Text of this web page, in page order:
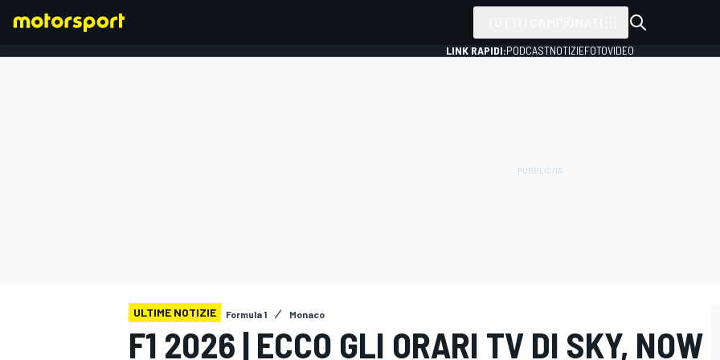
LINK RAPIDI:PODCASTNOTIZIEFOTOVIDEO
ULTIME NOTIZIE Formula 1 Monaco
F1 2026 | ECCO GLI ORARI TV DI SKY, NOW